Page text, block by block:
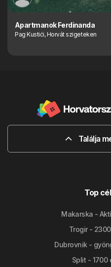
Apartmanok Ferdinanda
Pag Kustići, Horvát szigeteken
Találja
Top
Makarska -
Trogir -
Dubrovnik -
Split - 1700